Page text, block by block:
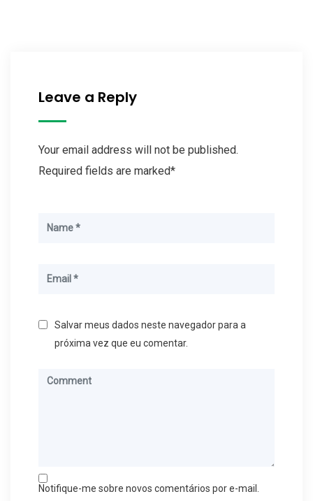
Leave a Reply
Your email address will not be published.
Required fields are marked*
Salvar meus dados neste navegador para a
próxima vez que eu comentar.
Notifique-me sobre novos comentários por e-mail.